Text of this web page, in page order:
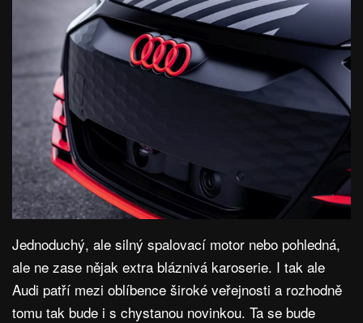
Jednoduchý, ale silný spalovací motor nebo pohledná,
ale ne zase nějak extra bláznivá karoserie. I tak ale
Audi patří mezi oblíbence široké veřejnosti a rozhodně
tomu tak bude i s chystanou novinkou. Ta se bude